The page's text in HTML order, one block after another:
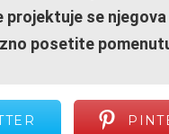
se
posetite